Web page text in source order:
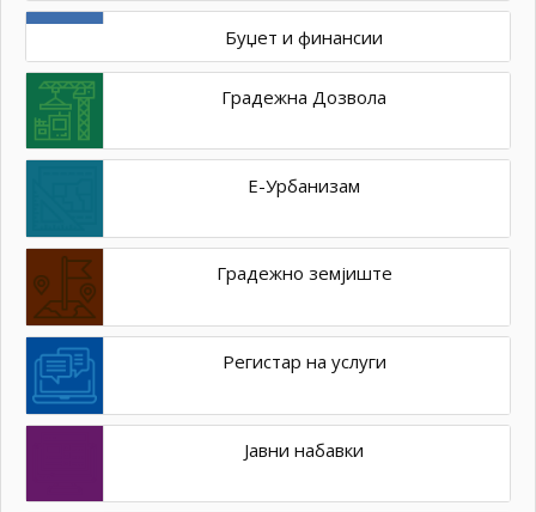
Буџет и финансии
Градежна Дозвола
Е-Урбанизам
Градежно земјиште
Регистар на услуги
Јавни набавки